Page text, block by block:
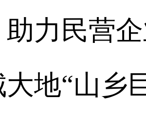
助力民营
地“山乡